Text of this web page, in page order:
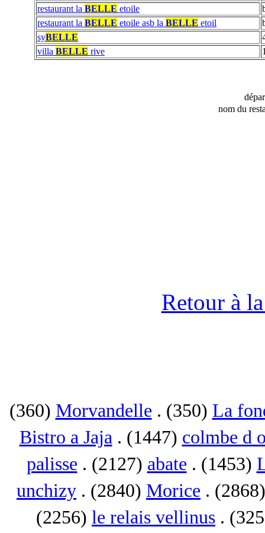
restaurant la BELLE etoile
restaurant la BELLE etoile asb la BELLE etoil
syBELLE
villa BELLE rive
nom du
Retour à
(360) Morvandelle . (350) La
Bistro a Jaja. (1447) colmbe d
palisse . (2127) abate . (1453)
unchizy . (2840) Morice .
(2256) le relais vellinus .